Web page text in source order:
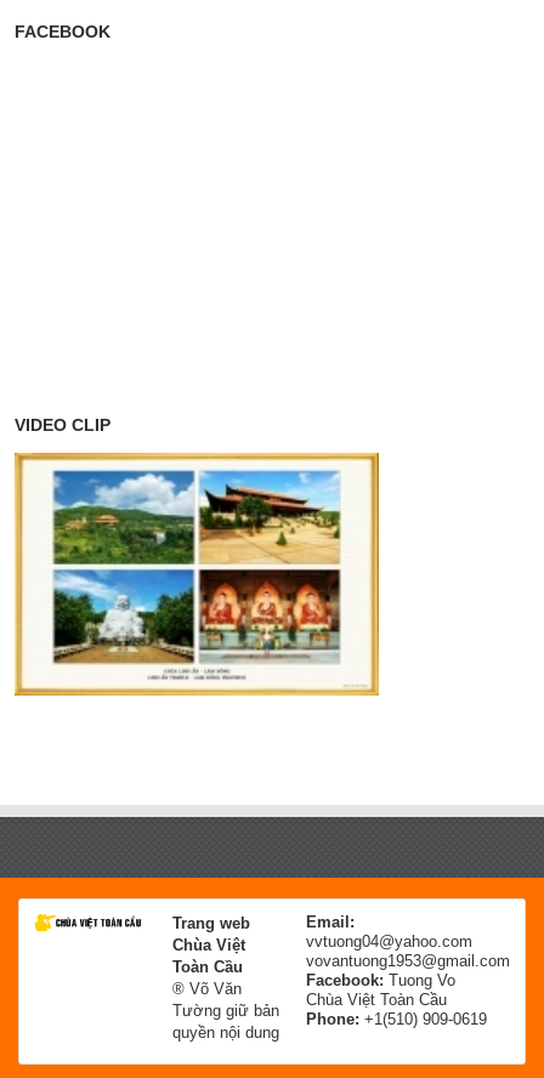
FACEBOOK
VIDEO CLIP
Trang web
Chùa Việt
Toàn Cầu
® Võ Văn
Tường giữ bản
quyền nội dung
Email:
vvtuong04@yahoo.com
vovantuong1953@gmail.com
Facebook: Tuong Vo
Chùa Việt Toàn Cầu
Phone: +1(510) 909-0619